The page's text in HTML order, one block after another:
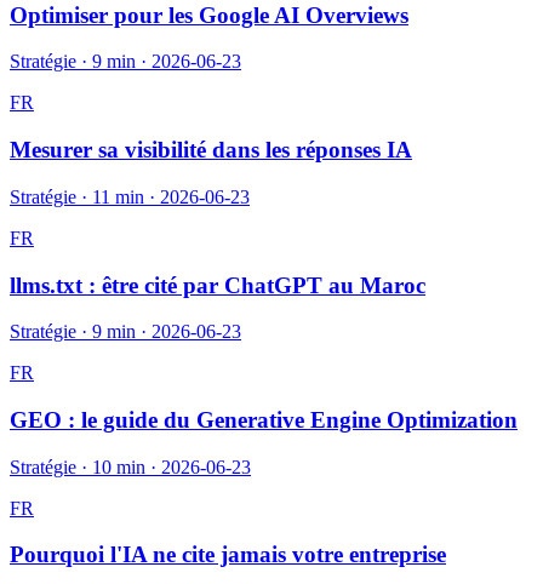
Optimiser pour les Google AI Overviews
Stratégie · 9 min · 2026-06-23
FR
Mesurer sa visibilité dans les réponses IA
Stratégie · 11 min · 2026-06-23
FR
llms.txt : être cité par ChatGPT au Maroc
Stratégie · 9 min · 2026-06-23
FR
GEO : le guide du Generative Engine Optimization
Stratégie · 10 min · 2026-06-23
FR
Pourquoi l'IA ne cite jamais votre entreprise